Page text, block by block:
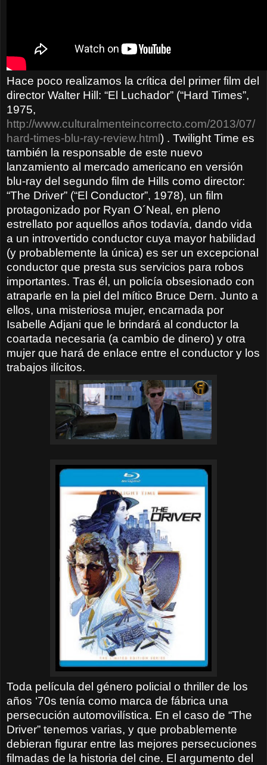
Hace poco realizamos la crítica del primer film del
director Walter Hill: “El Luchador” (“Hard Times”,
1975,
http://www.culturalmenteincorrecto.com/2013/07/
hard-times-blu-ray-review.html) . Twilight Time es
también la responsable de este nuevo
lanzamiento al mercado americano en versión
blu-ray del segundo film de Hills como director:
“The Driver” (“El Conductor”, 1978), un film
protagonizado por Ryan O´Neal, en pleno
estrellato por aquellos años todavía, dando vida
a un introvertido conductor cuya mayor habilidad
(y probablemente la única) es ser un excepcional
conductor que presta sus servicios para robos
importantes. Tras él, un policía obsesionado con
atraparle en la piel del mítico Bruce Dern. Junto a
ellos, una misteriosa mujer, encarnada por
Isabelle Adjani que le brindará al conductor la
coartada necesaria (a cambio de dinero) y otra
mujer que hará de enlace entre el conductor y los
trabajos ilícitos.
Toda película del género policial o thriller de los
años ‘70s tenía como marca de fábrica una
persecución automovilística. En el caso de “The
Driver” tenemos varias, y que probablemente
debieran figurar entre las mejores persecuciones
filmadas de la historia del cine. El argumento del